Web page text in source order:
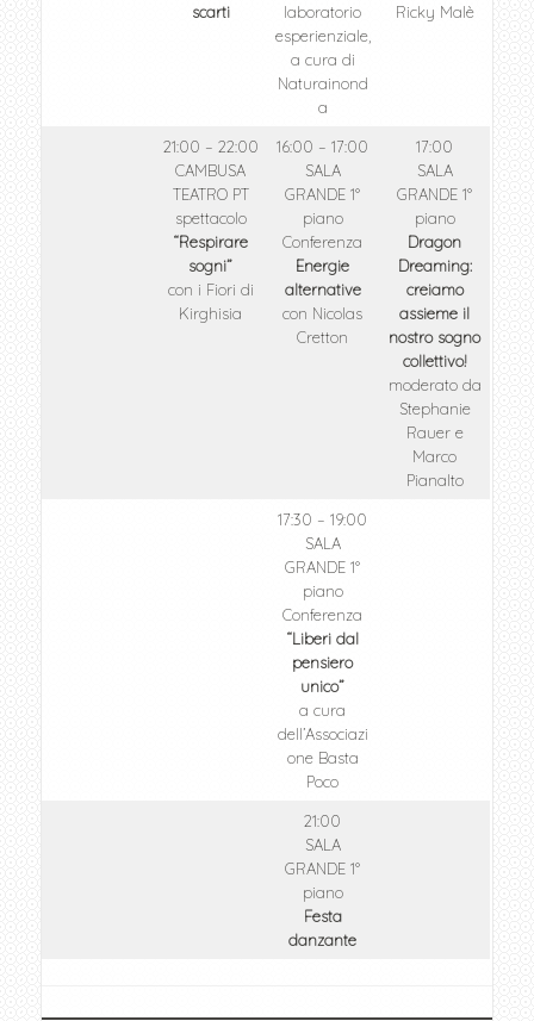
scarti
laboratorio
esperienziale,
a cura di
Naturainond
a
Ricky Malè
21:00 – 22:00
CAMBUSA
TEATRO PT
spettacolo
“Respirare
sogni”
con i Fiori di
Kirghisia
16:00 – 17:00
SALA
GRANDE 1°
piano
Conferenza
Energie
alternative
con Nicolas
Cretton
17:00
SALA
GRANDE 1°
piano
Dragon
Dreaming:
creiamo
assieme il
nostro sogno
collettivo!
moderato da
Stephanie
Rauer e
Marco
Pianalto
17:30 – 19:00
SALA
GRANDE 1°
piano
Conferenza
“Liberi dal
pensiero
unico”
a cura
dell’Associazi
one Basta
Poco
21:00
SALA
GRANDE 1°
piano
Festa
danzante